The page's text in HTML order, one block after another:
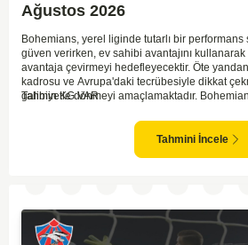
Ağustos 2026
Bohemians, yerel liginde tutarlı bir performans
güven verirken, ev sahibi avantajını
avantaja çevirmeyi hedefleyecektir. Öte
kadrosu ve Avrupa'daki tecrübesiyle dikkat
galibiyetle dönmeyi amaçlamaktadır.
kalacak. Midtjylland ise, Bohemians'ın agresif
için stratejik hamleler geliştirmeli. Maçta her iki
bulabileceği açık; dolayısıyla tempolu ve
Tahmin KG VAR
Tahmini İncele